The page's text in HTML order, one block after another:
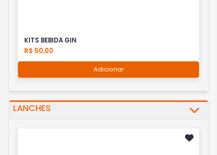
KITS BEBIDA GIN
R$ 50,00
Adicionar
LANCHES